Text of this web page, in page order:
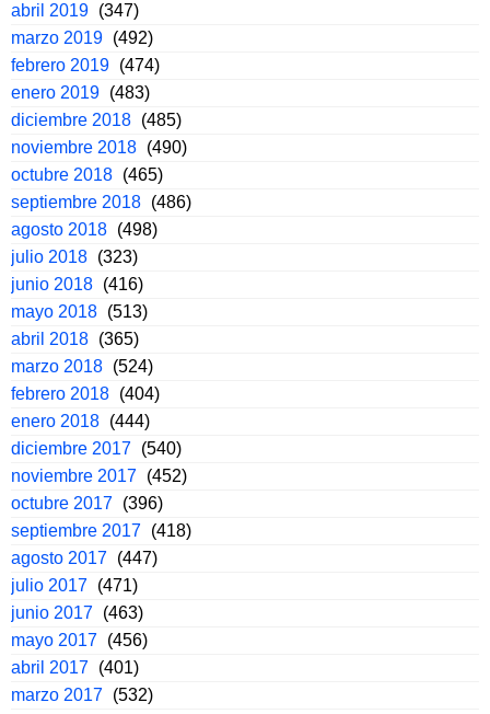
abril 2019 (347)
marzo 2019 (492)
febrero 2019 (474)
enero 2019 (483)
diciembre 2018 (485)
noviembre 2018 (490)
octubre 2018 (465)
septiembre 2018 (486)
agosto 2018 (498)
julio 2018 (323)
junio 2018 (416)
mayo 2018 (513)
abril 2018 (365)
marzo 2018 (524)
febrero 2018 (404)
enero 2018 (444)
diciembre 2017 (540)
noviembre 2017 (452)
octubre 2017 (396)
septiembre 2017 (418)
agosto 2017 (447)
julio 2017 (471)
junio 2017 (463)
mayo 2017 (456)
abril 2017 (401)
marzo 2017 (532)